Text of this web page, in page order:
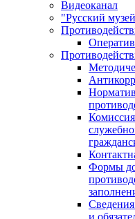
Видеоканал
"Русский
Формы
и